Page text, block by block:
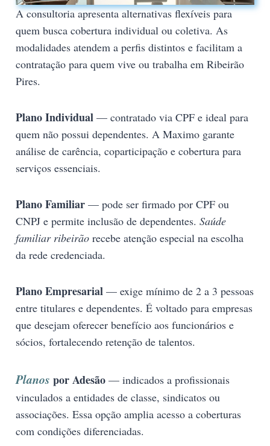
A consultoria apresenta alternativas flexíveis para
quem busca cobertura individual ou coletiva. As
modalidades atendem a perfis distintos e facilitam a
contratação para quem vive ou trabalha em Ribeirão
Pires.
Plano Individual — contratado via CPF e ideal para
quem não possui dependentes. A Maximo garante
análise de carência, coparticipação e cobertura para
serviços essenciais.
Plano Familiar — pode ser firmado por CPF ou
CNPJ e permite inclusão de dependentes. Saúde
familiar ribeirão recebe atenção especial na escolha
da rede credenciada.
Plano Empresarial — exige mínimo de 2 a 3 pessoas
entre titulares e dependentes. É voltado para empresas
que desejam oferecer benefício aos funcionários e
sócios, fortalecendo retenção de talentos.
Planos por Adesão — indicados a profissionais
vinculados a entidades de classe, sindicatos ou
associações. Essa opção amplia acesso a coberturas
com condições diferenciadas.